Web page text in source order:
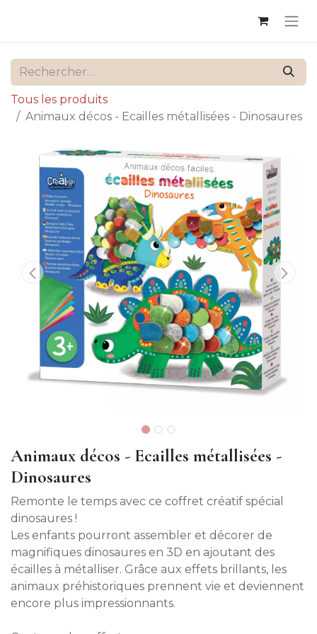
Tous les produits
Animaux décos - Ecailles métallisées - Dinosaures
Animaux décos - Ecailles métallisées -
Dinosaures
Remonte le temps avec ce coffret créatif spécial
dinosaures !
Les enfants pourront assembler et décorer de
magnifiques dinosaures en 3D en ajoutant des
écailles à métalliser. Grâce aux effets brillants, les
animaux préhistoriques prennent vie et deviennent
encore plus impressionnants.